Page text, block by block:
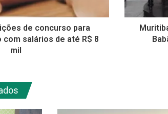
de concurso para
salários de até R$ 8
mil